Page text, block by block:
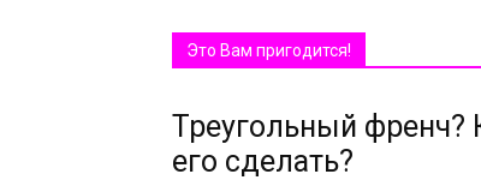
Это Вам пригодится!
Треугольный френч?
его сделать?